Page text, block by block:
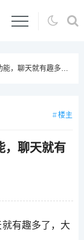
趣多了，大家怎么看呢
，聊天就有
楼主
有趣多了，大